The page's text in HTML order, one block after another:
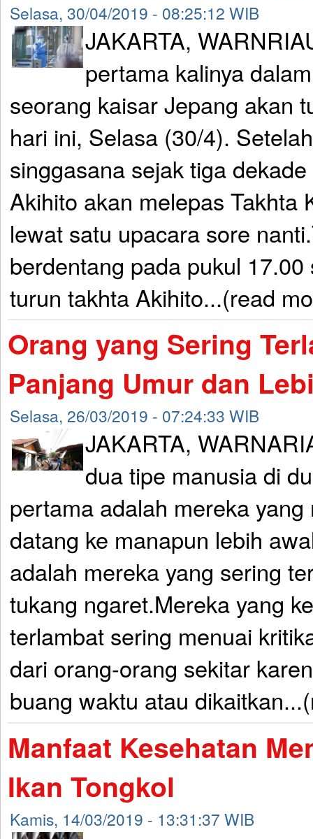
Selasa, 30/04/2019 - 08:25:12 WIB
JAKARTA,
pertama kalinya
seorang kaisar Jepang akan
hari ini, Selasa (30/4).
singgasana sejak tiga
Akihito akan melepas Takhta
lewat satu upacara sore
berdentang pada pukul
turun takhta Akihito...(read
Orang yang Sering
Panjang Umur dan
Selasa, 26/03/2019 - 07:24:33 WIB
JAKARTA,
dua tipe manusia di
pertama adalah mereka
datang ke manapun lebih
adalah mereka yang sering
tukang ngaret.Mereka yang
terlambat sering menuai
dari orang-orang sekitar
buang waktu atau
Manfaat Kesehatan
Ikan Tongkol
Kamis, 14/03/2019 - 13:31:37 WIB